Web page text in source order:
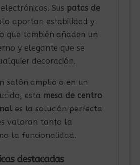
Sus patas de
aportan estabilidad y
que también añaden un
y elegante que se
decoración.
salón amplio o en un
esta mesa de centro
es la solución perfecta
valoran tanto la
la funcionalidad.
destacadas